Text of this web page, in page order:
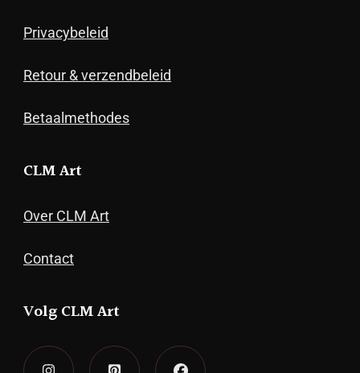
Privacybeleid
Retour & verzendbeleid
Betaalmethodes
CLM Art
Over CLM Art
Contact
Volg CLM Art